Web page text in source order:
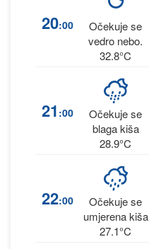
20:00
Očekuje se
vedro nebo.
32.8°C
21 :00
Očekuje se
blaga kiša
28.9°C
22:00
Očekuje se
umjerena kiša
27.1°C